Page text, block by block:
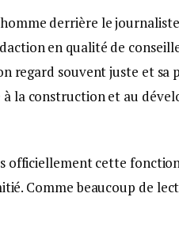
derrière le
en qualité de
regard souvent juste et sa
la construction et au
officiellement cette
Comme beaucoup de